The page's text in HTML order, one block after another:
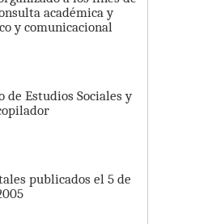
académica y
y comunicacional
de Estudios Sociales y
publicados el 5 de